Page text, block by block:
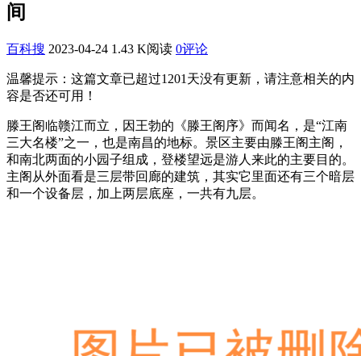
间
百科搜 2023-04-24 1.43 K阅读 0评论
温馨提示：这篇文章已超过1201 天没有更新，请注意相关的内
容是否还可用！
滕王阁临赣江而立，因王勃的《滕王阁序》而闻名，是“江南
三大名楼”之一，也是南昌的地标。景区主要由滕王阁主阁，
和南北两面的小园子组成，登楼望远是游人来此的主要目的。
主阁从外面看是三层带回廊的建筑，其实它里面还有三个暗层
和一个设备层，加上两层底座，一共有九层。